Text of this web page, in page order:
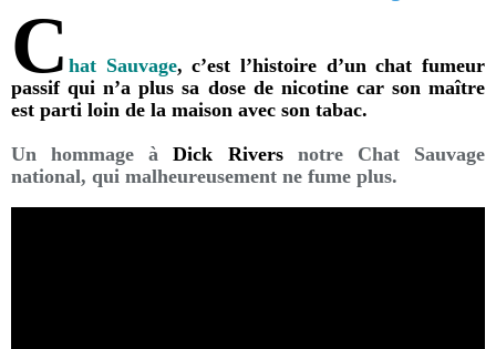
C hat Sauvage, c’est l’histoire d’un chat fumeur
passif qui n’a plus sa dose de nicotine car son maître
est parti loin de la maison avec son tabac.
Un hommage àDick Rivers notre Chat Sauvage
national, qui malheureusement ne fume plus.